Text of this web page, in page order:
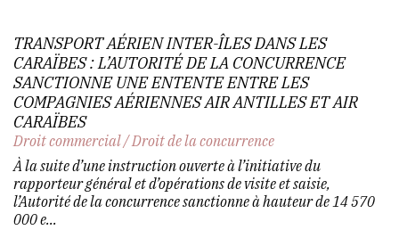
TRANSPORT AÉRIEN INTER-ÎLES DANS LES
CARAÏBES : L’AUTORITÉ DE LA CONCURRENCE
SANCTIONNE UNE ENTENTE ENTRE LES
COMPAGNIES AÉRIENNES AIR ANTILLES ET AIR
CARAÏBES
Droit commercial/Droit de la concurrence
À la suite d’une instruction ouverte à l’initiative du
rapporteur général et d’opérations de visite et saisie,
l’Autorité de la concurrence sanctionne à hauteur de 14 570
000 e...